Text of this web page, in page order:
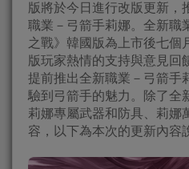
版將於今日進行改版更新，
職業－弓箭手莉娜。全新職
之戰》韓國版為上市後七個
版玩家熱情的支持與意見回
提前推出全新職業－弓箭手
驗到弓箭手的魅力。除了全
莉娜專屬武器和防具、莉娜
容，以下為本次的更新內容